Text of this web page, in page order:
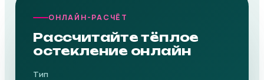
ОНЛАЙН-РАСЧЁТ
Рассчитайте тёплое
остекление онлайн
Тип